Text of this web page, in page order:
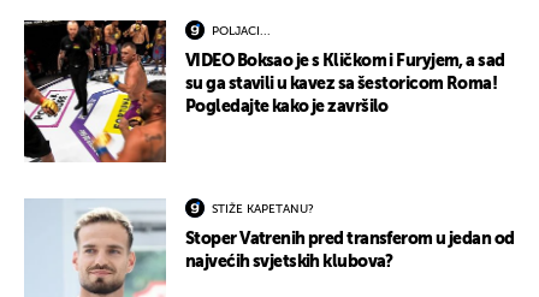
POLJACI...
VIDEO Boksao je s Kličkom i Furyjem, a sad
su ga stavili u kavez sa šestoricom Roma!
Pogledajte kako je završilo
STIŽE KAPETANU?
Stoper Vatrenih pred transferom u jedan od
najvećih svjetskih klubova?